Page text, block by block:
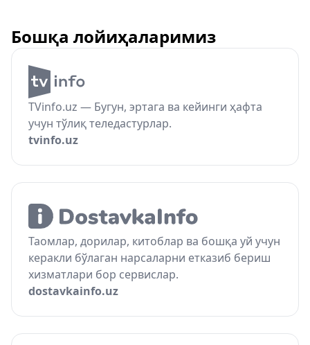
Бошқа лойиҳаларимиз
TVinfo.uz — Бугун, эртага ва кейинги ҳафта
учун тўлиқ теледастурлар.
tvinfo.uz
Таомлар, дорилар, китоблар ва бошқа уй учун
керакли бўлаган нарсаларни етказиб бериш
хизматлари бор сервислар.
dostavkainfo.uz